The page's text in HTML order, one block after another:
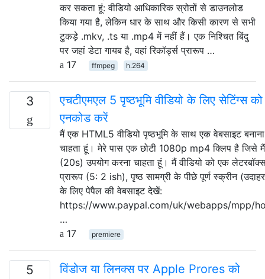
कर सकता हूं: वीडियो आधिकारिक स्रोतों से डाउनलोड
किया गया है, लेकिन धार के साथ और किसी कारण से सभी
टुकड़े .mkv, .ts या .mp4 में नहीं हैं। एक निश्चित बिंदु
पर जहां डेटा गायब है, वहां रिकॉर्ड्स प्रारूप …
17
ffmpeg h.264
3
एचटीएमएल 5 पृष्ठभूमि वीडियो के लिए सेटिंग्स को
एनकोड करें
मैं एक HTML5 वीडियो पृष्ठभूमि के साथ एक वेबसाइट बनाना
चाहता हूं। मेरे पास एक छोटी 1080p mp4 क्लिप है जिसे मैं
(20s) उपयोग करना चाहता हूं। मैं वीडियो को एक
प्रारूप (5: 2 ish), पृष्ठ सामग्री के पीछे पूर्ण स्क्रीन
के लिए पेपैल की वेबसाइट देखें:
https://www.paypal.com/uk/webapps/mpp/
…
17
premiere
5 विंडोज या लिनक्स पर Apple Prores को